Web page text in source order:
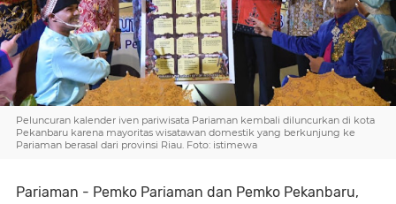
Peluncuran kalender iven pariwisata Pariaman kembali diluncurkan di kota
Pekanbaru karena mayoritas wisatawan domestik yang berkunjung ke
Pariaman berasal dari provinsi Riau. Foto: istimewa
Pariaman - Pemko Pariaman dan Pemko Pekanbaru,